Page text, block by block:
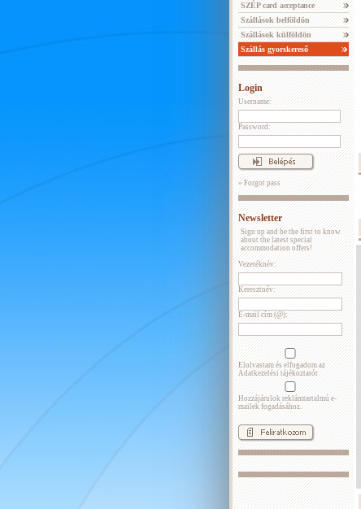
SZÉP card acceptance
Szállások belföldön
Szállások külföldön
Szállás gyorskereső
Login
Username:
Password:
» Forgot pass
Newsletter
Sign up and be the first to know
about the latest special
accommodation offers!
Vezetéknév:
Keresztnév:
E-mail cím (@):
Elolvastam és elfogadom az
Adatkezelési tájékoztatót
Hozzájárulok reklámtartalmú e-
mailek fogadásához.